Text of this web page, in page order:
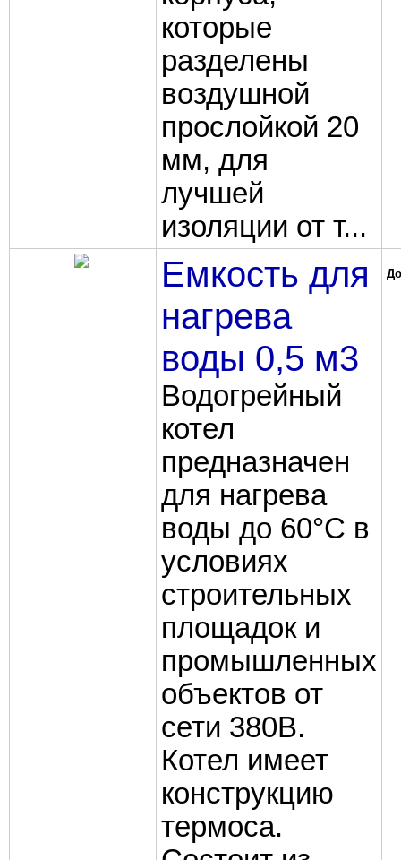
которые
разделены
воздушной
прослойкой 20
мм, для
лучшей
изоляции от т...
Емкость для
нагрева
воды 0,5 м3
Водогрейный
котел
предназначен
для нагрева
воды до 60°C в
условиях
строительных
площадок и
промышленных
объектов от
сети 380В.
Котел имеет
конструкцию
термоса.